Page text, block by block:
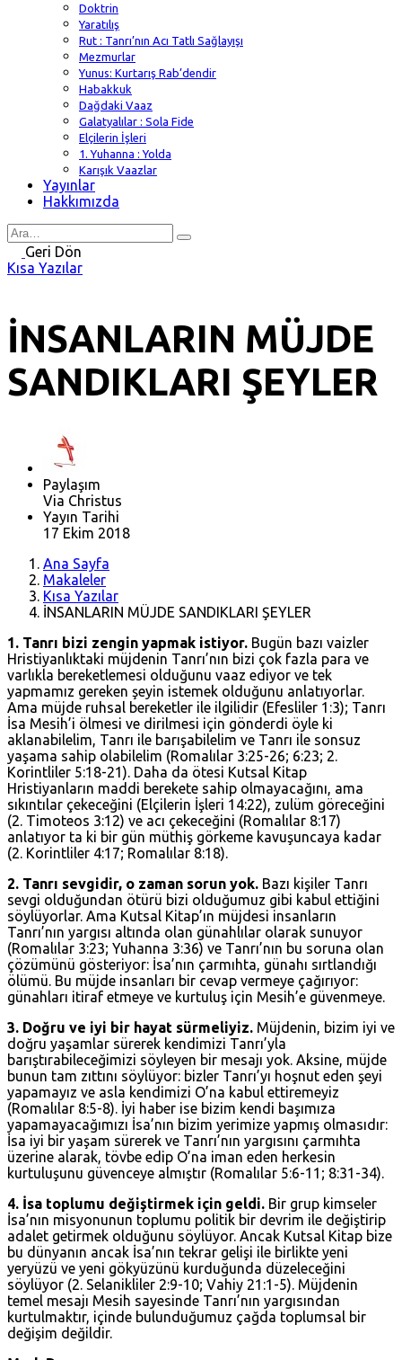
Doktrin
Yaratılış
Rut : Tanrı’nın Acı Tatlı Sağlayışı
Mezmurlar
Yunus: Kurtarış Rab’dendir
Habakkuk
Dağdaki Vaaz
Galatyalılar : Sola Fide
Elçilerin İşleri
1. Yuhanna : Yolda
Karışık Vaazlar
Yayınlar
Hakkımızda
Search
forGeri Dön
Kısa Yazılar
İNSANLARIN MÜJDE
SANDIKLARI ŞEYLER
Paylaşım
Via Christus
Yayın Tarihi
17 Ekim 2018
Ana Sayfa
Makaleler
Kısa Yazılar
İNSANLARIN MÜJDE SANDIKLARI ŞEYLER
1. Tanrı bizi zengin yapmak istiyor. Bugün bazı vaizler
Hristiyanlıktaki müjdenin Tanrı’nın bizi çok fazla para ve
varlıkla bereketlemesi olduğunu vaaz ediyor ve tek
yapmamız gereken şeyin istemek olduğunu anlatıyorlar.
Ama müjde ruhsal bereketler ile ilgilidir (Efesliler 1:3); Tanrı
İsa Mesih’i ölmesi ve dirilmesi için gönderdi öyle ki
aklanabilelim, Tanrı ile barışabilelim ve Tanrı ile sonsuz
yaşama sahip olabilelim (Romalılar 3:25-26; 6:23; 2.
Korintliler 5:18-21). Daha da ötesi Kutsal Kitap
Hristiyanların maddi berekete sahip olmayacağını, ama
sıkıntılar çekeceğini (Elçilerin İşleri 14:22), zulüm göreceğini
(2. Timoteos 3:12) ve acı çekeceğini (Romalılar 8:17)
anlatıyor ta ki bir gün müthiş görkeme kavuşuncaya kadar
(2. Korintliler 4:17; Romalılar 8:18).
2. Tanrı sevgidir, o zaman sorun yok. Bazı kişiler Tanrı
sevgi olduğundan ötürü bizi olduğumuz gibi kabul ettiğini
söylüyorlar. Ama Kutsal Kitap’ın müjdesi insanların
Tanrı’nın yargısı altında olan günahlılar olarak sunuyor
(Romalılar 3:23; Yuhanna 3:36) ve Tanrı’nın bu soruna olan
çözümünü gösteriyor: İsa’nın çarmıhta, günahı sırtlandığı
ölümü. Bu müjde insanları bir cevap vermeye çağırıyor:
günahları itiraf etmeye ve kurtuluş için Mesih’e güvenmeye.
3. Doğru ve iyi bir hayat sürmeliyiz. Müjdenin, bizim iyi ve
doğru yaşamlar sürerek kendimizi Tanrı’yla
barıştırabileceğimizi söyleyen bir mesajı yok. Aksine, müjde
bunun tam zıttını söylüyor: bizler Tanrı’yı hoşnut eden şeyi
yapamayız ve asla kendimizi O’na kabul ettiremeyiz
(Romalılar 8:5-8). İyi haber ise bizim kendi başımıza
yapamayacağımızı İsa’nın bizim yerimize yapmış olmasıdır:
İsa iyi bir yaşam sürerek ve Tanrı’nın yargısını çarmıhta
üzerine alarak, tövbe edip O’na iman eden herkesin
kurtuluşunu güvenceye almıştır (Romalılar 5:6-11 ; 8:31-34).
4. İsa toplumu değiştirmek için geldi. Bir grup kimseler
İsa’nın misyonunun toplumu politik bir devrim ile değiştirip
adalet getirmek olduğunu söylüyor. Ancak Kutsal Kitap bize
bu dünyanın ancak İsa’nın tekrar gelişi ile birlikte yeni
yeryüzü ve yeni gökyüzünü kurduğunda düzeleceğini
söylüyor (2. Selanikliler 2:9-10; Vahiy 21:1-5). Müjdenin
temel mesajı Mesih sayesinde Tanrı’nın yargısından
kurtulmaktır, içinde bulunduğumuz çağda toplumsal bir
değişim değildir.